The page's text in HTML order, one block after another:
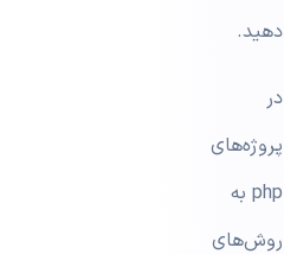
دهید.
در
پروژه‌های
php به
روش‌های